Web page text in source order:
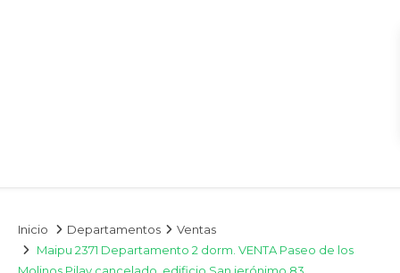
Inicio Departamentos
Ventas
Maipu 2371 Departamento 2 dorm. VENTA Paseo de los